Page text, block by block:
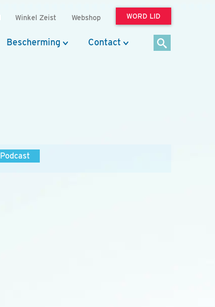
Winkel Zeist Webshop WORD LID
Bescherming Contact
Podcast